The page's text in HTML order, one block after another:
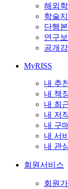
해외
학술지
단행본
연구
공개
MyRISS
내 추
내 책
내 최
내 저
내 구
내 서
내 관
회원서비스
회원